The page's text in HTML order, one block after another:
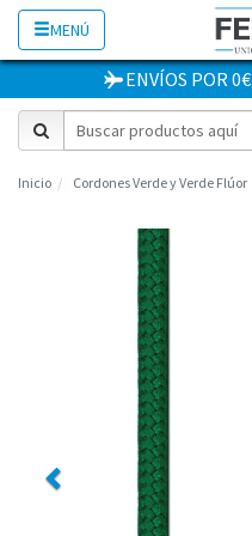
MENÚ
ENVÍOS POR 0€
Inicio Cordones Verde y Verde Flúor
Previous